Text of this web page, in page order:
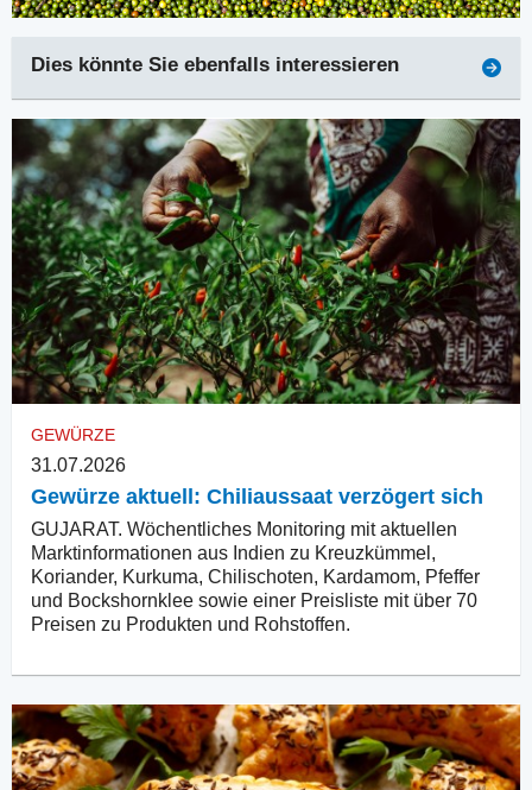
Dies könnte Sie ebenfalls interessieren
GEWÜRZE
31.07.2026
Gewürze aktuell: Chiliaussaat verzögert sich
GUJARAT. Wöchentliches Monitoring mit aktuellen
Marktinformationen aus Indien zu Kreuzkümmel,
Koriander, Kurkuma, Chilischoten, Kardamom, Pfeffer
und Bockshornklee sowie einer Preisliste mit über 70
Preisen zu Produkten und Rohstoffen.